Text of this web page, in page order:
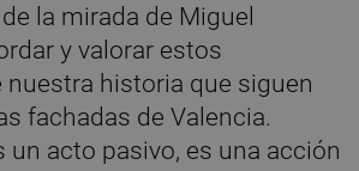
la mirada de Miguel
y valorar estos
historia que siguen
fachadas de Valencia.
un acto pasivo, es una acción